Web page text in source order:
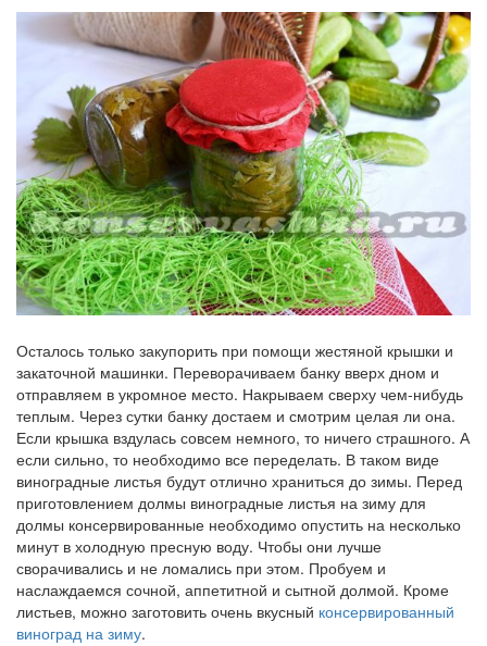
Осталось только закупорить при помощи жестяной крышки и
закаточной машинки. Переворачиваем банку вверх дном и
отправляем в укромное место. Накрываем сверху чем-нибудь
теплым. Через сутки банку достаем и смотрим целая ли она.
Если крышка вздулась совсем немного, то ничего страшного. А
если сильно, то необходимо все переделать. В таком виде
виноградные листья будут отлично храниться до зимы. Перед
приготовлением долмы виноградные листья на зиму для
долмы консервированные необходимо опустить на несколько
минут в холодную пресную воду. Чтобы они лучше
сворачивались и не ломались при этом. Пробуем и
наслаждаемся сочной, аппетитной и сытной долмой. Кроме
листьев, можно заготовить очень вкусный консервированный
виноград на зиму.